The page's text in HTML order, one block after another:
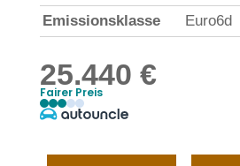
Emissionsklasse
Euro6d
25.440 €
Fairer Preis